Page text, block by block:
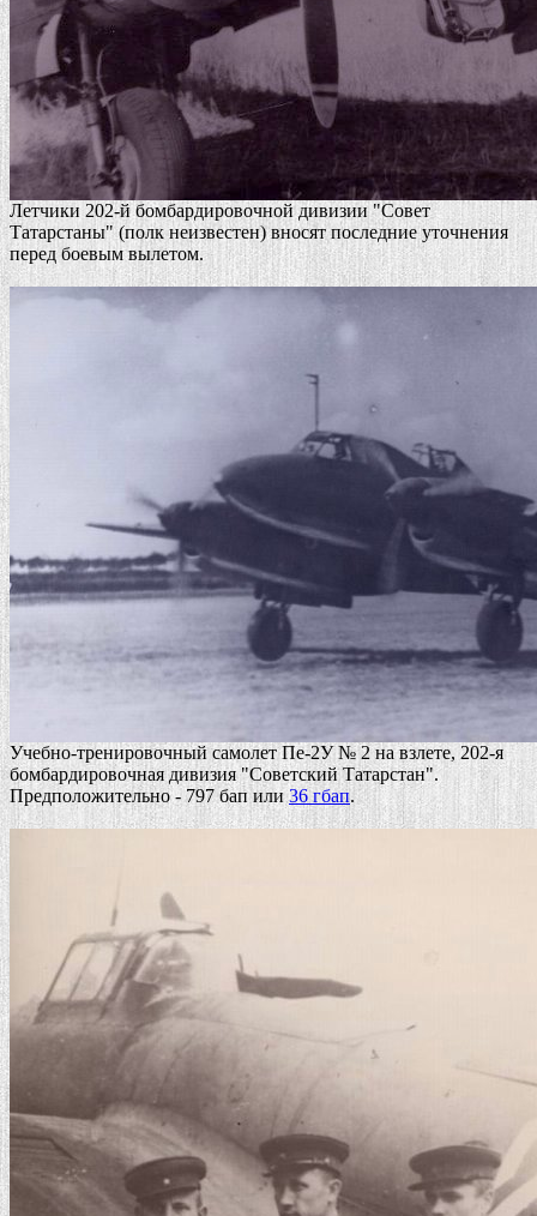
Летчики 202-й бомбардировочной дивизии "Совет
Татарстаны" (полк неизвестен) вносят последние уточнения
перед боевым вылетом.
Учебно-тренировочный самолет Пе-2У № 2 на взлете, 202-я
бомбардировочная дивизия "Советский Татарстан".
Предположительно - 797 бап или36 гбап.